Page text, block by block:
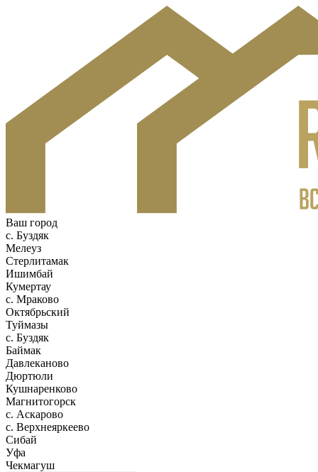
Ваш город
c. Буздяк
Мелеуз
Стерлитамак
Ишимбай
Кумертау
c. Мраково
Октябрьский
Туймазы
c. Буздяк
Баймак
Давлеканово
Дюртюли
Кушнаренково
Магнитогорск
с. Аскарово
с. Верхнеяркеево
Сибай
Уфа
Чекмагуш